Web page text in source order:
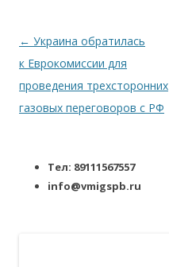
Навигация по записям
← Украина обратилась
к Еврокомиссии для
проведения трехсторонних
газовых переговоров с РФ
Тел: 89111567557
info@vmigspb.ru